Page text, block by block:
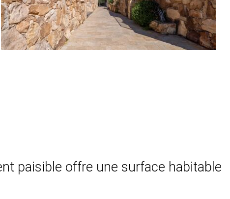
paisible offre une surface habitable